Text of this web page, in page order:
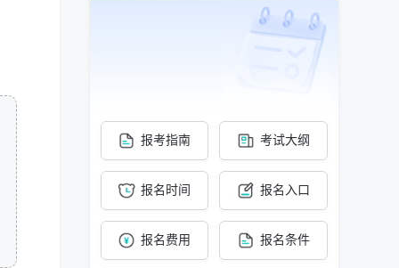
报考指南 考试大纲
报名时间 报名入口
报名费用 报名条件